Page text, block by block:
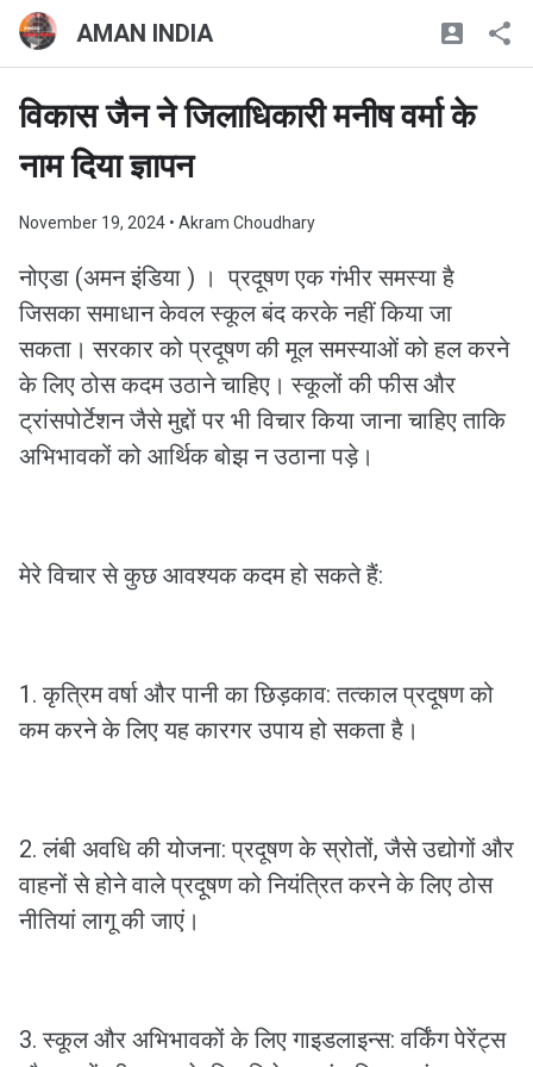
AMAN INDIA
विकास जैन ने जिलाधिकारी मनीष वर्मा के
नाम दिया ज्ञापन
November 19, 2024 • Akram Choudhary
नोएडा (अमन इंडिया ) । प्रदूषण एक गंभीर समस्या है
जिसका समाधान केवल स्कूल बंद करके नहीं किया जा
सकता। सरकार को प्रदूषण की मूल समस्याओं को हल करने
के लिए ठोस कदम उठाने चाहिए। स्कूलों की फीस और
ट्रांसपोर्टेशन जैसे मुद्दों पर भी विचार किया जाना चाहिए ताकि
अभिभावकों को आर्थिक बोझ न उठाना पड़े।
मेरे विचार से कुछ आवश्यक कदम हो सकते हैं:
1. कृत्रिम वर्षा और पानी का छिड़काव: तत्काल प्रदूषण को
कम करने के लिए यह कारगर उपाय हो सकता है।
2. लंबी अवधि की योजना: प्रदूषण के स्रोतों, जैसे उद्योगों और
वाहनों से होने वाले प्रदूषण को नियंत्रित करने के लिए ठोस
नीतियां लागू की जाएं।
3. स्कूल और अभिभावकों के लिए गाइडलाइन्स: वर्किंग पेरेंट्स